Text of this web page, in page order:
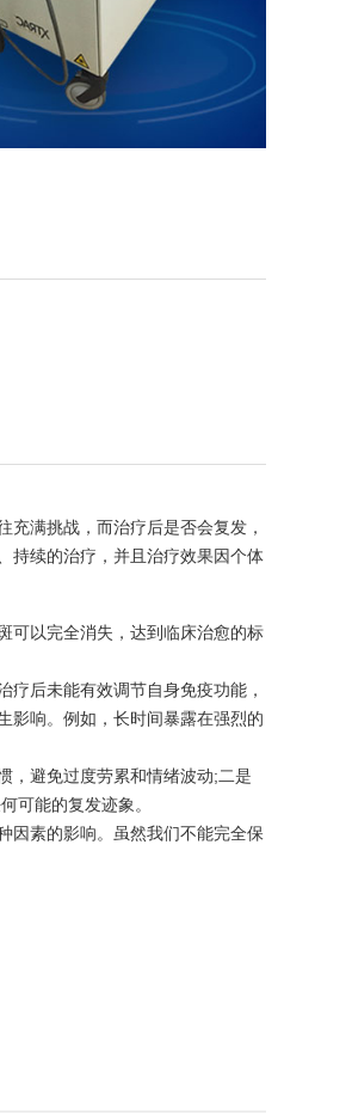
充满挑战，而治疗后是否会复发，
持续的治疗，并且治疗效果因个体
以完全消失，达到临床治愈的标
后未能有效调节自身免疫功能，
影响。例如，长时间暴露在强烈的
避免过度劳累和情绪波动;二是
可能的复发迹象。
因素的影响。虽然我们不能完全保